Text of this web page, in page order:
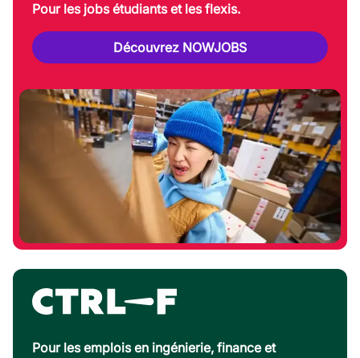
Pour les jobs étudiants et les flexis.
Découvrez NOWJOBS
Pour les emplois en ingénierie, finance et